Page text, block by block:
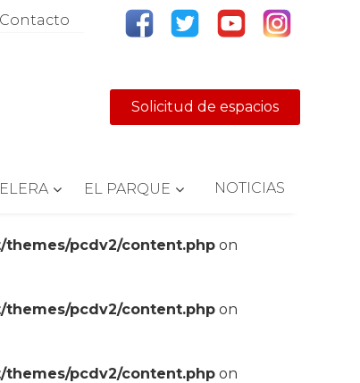
Contacto
Solicitud de espacios
EL PARQUE NOTICIAS
pcdv2/content.php on
pcdv2/content.php on
pcdv2/content.php on